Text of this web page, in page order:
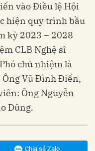
vào Điều lệ Hội
hiện quy trình bầu
kỳ 2023 – 2028
CLB Nghệ sĩ
chủ nhiệm là
Ông Vũ Đình Điển,
Ông Nguyễn
Dũng.
Chia sẻ Zalo